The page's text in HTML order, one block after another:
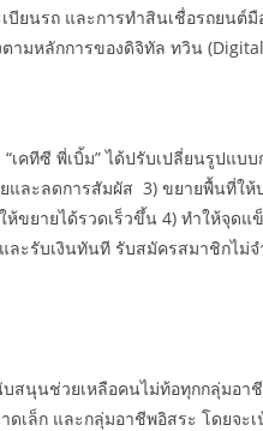
บียนรถ และการทำสินเชื่อรถยน
ามหลักการของดิจิทัล ทวิน
เคทีซี พี่เบิ้ม” ได้ปรับเปลี่ยนรูป
ละลดการสัมผัส 3) ขยายพื้นที่ให้
ห้ขยายได้รวดเร็วขึ้น 4) ทำให้จุ
ะรับเงินทันที รับสมัครสมาชิกไม่
บสนุนช่วยเหลือคนไม่ท้อทุกกลุ่มอ
เล็ก และกลุ่มอาชีพอิสระ โดยจะ